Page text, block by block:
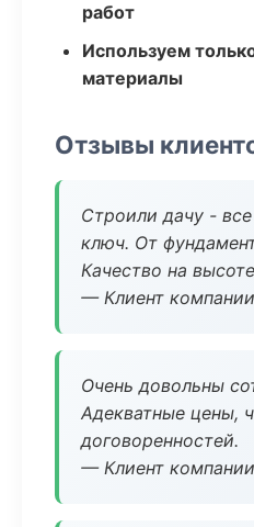
работ
Используем
материалы
Отзывы
Строили дачу -
ключ. От
Качество на
— Клиент компании
Очень довольны
Адекватные цены,
договоренностей.
— Клиент компании